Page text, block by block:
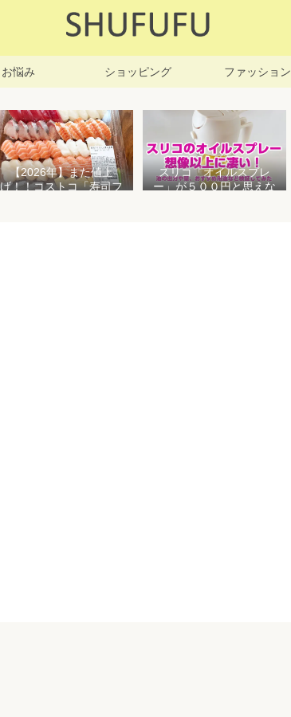
お悩み ショッピング ファッション
【2026年】また値上
げ！！コストコ「寿司フ
スリコ「オイルスプレ
ー」が５００円と思えな